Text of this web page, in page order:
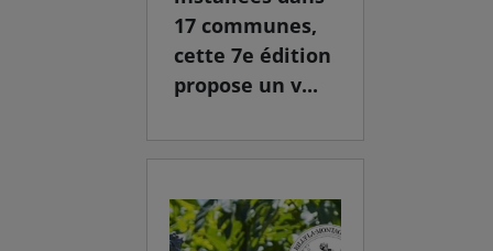
17 communes,
cette 7e édition
propose un v...